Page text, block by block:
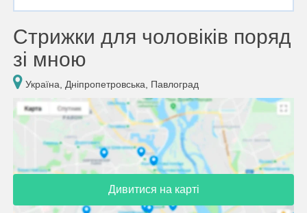
Стрижки для чоловіків поряд
зі мною
Україна, Дніпропетровська, Павлоград
Дивитися на карті